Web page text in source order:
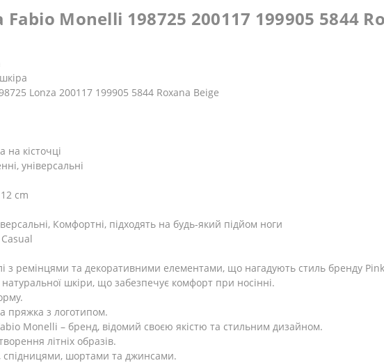
Monelli 198725 200117 199905 5844
Lonza 200117 199905 5844 Roxana Beige
на кісточці
універсальні
cm
Комфортні, підходять на будь-який підйом ноги
з ремінцями та декоративними елементами, що нагадують стиль бренду
шкіри, що забезпечує комфорт при носінні.
пряжка з логотипом.
Monelli – бренд, відомий своєю якістю та стильним дизайном.
літніх образів.
спідницями, шортами та джинсами.